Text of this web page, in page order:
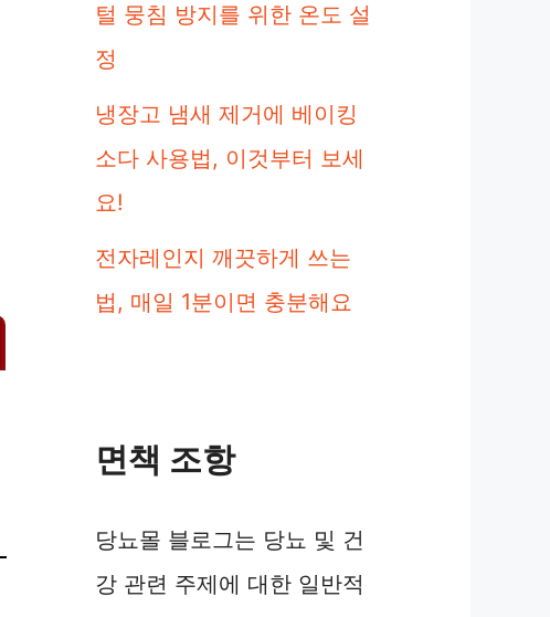
털 뭉침 방지를 위한 온도 설
정
냉장고 냄새 제거에 베이킹
소다 사용법, 이것부터 보세
요!
전자레인지 깨끗하게 쓰는
법, 매일 1분이면 충분해요
면책 조항
당뇨몰 블로그는 당뇨 및 건
강 관련 주제에 대한 일반적